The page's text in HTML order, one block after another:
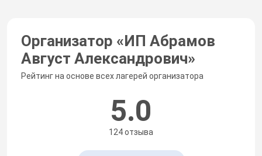
Организатор «ИП Абрамов
Август Александрович»
Рейтинг на основе всех лагерей организатора
5.0
124 отзыва